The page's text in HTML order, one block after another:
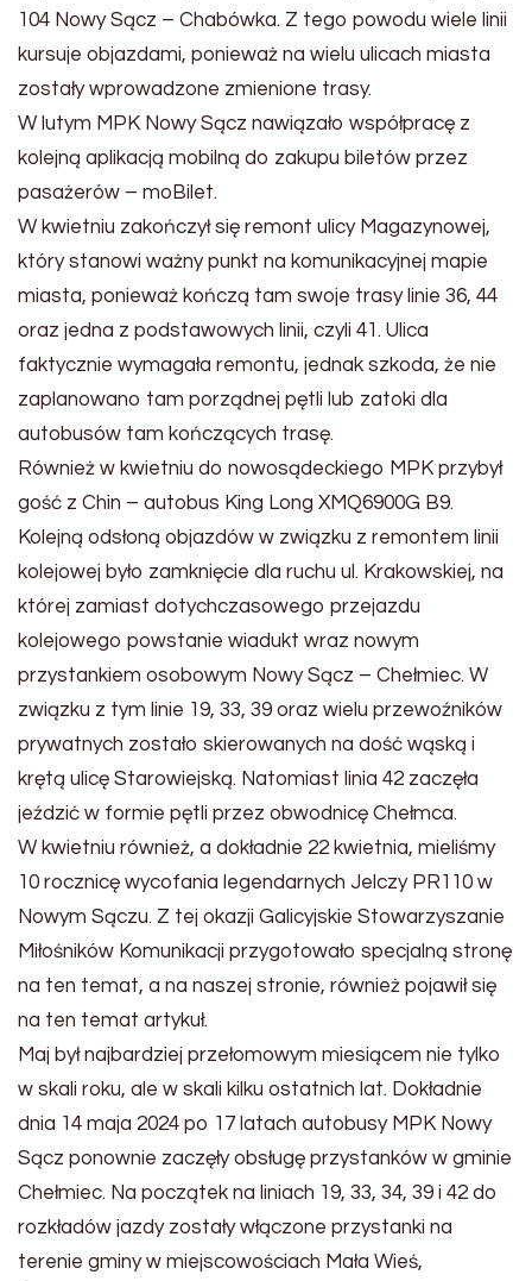
104 Nowy Sącz – Chabówka. Z tego powodu wiele linii
kursuje objazdami, ponieważ na wielu ulicach miasta
zostały wprowadzone zmienione trasy.
W lutym MPK Nowy Sącz nawiązało współpracę z
kolejną aplikacją mobilną do zakupu biletów przez
pasażerów – moBilet.
W kwietniu zakończył się remont ulicy Magazynowej,
który stanowi ważny punkt na komunikacyjnej mapie
miasta, ponieważ kończą tam swoje trasy linie 36, 44
oraz jedna z podstawowych linii, czyli 41. Ulica
faktycznie wymagała remontu, jednak szkoda, że nie
zaplanowano tam porządnej pętli lub zatoki dla
autobusów tam kończących trasę.
Również w kwietniu do nowosądeckiego MPK przybył
gość z Chin – autobus King Long XMQ6900G B9.
Kolejną odsłoną objazdów w związku z remontem linii
kolejowej było zamknięcie dla ruchu ul. Krakowskiej, na
której zamiast dotychczasowego przejazdu
kolejowego powstanie wiadukt wraz nowym
przystankiem osobowym Nowy Sącz – Chełmiec. W
związku z tym linie 19, 33, 39 oraz wielu przewoźników
prywatnych zostało skierowanych na dość wąską i
krętą ulicę Starowiejską. Natomiast linia 42 zaczęła
jeździć w formie pętli przez obwodnicę Chełmca.
W kwietniu również, a dokładnie 22 kwietnia, mieliśmy
10 rocznicę wycofania legendarnych Jelczy PR110 w
Nowym Sączu. Z tej okazji Galicyjskie Stowarzyszanie
Miłośników Komunikacji przygotowało specjalną stronę
na ten temat, a na naszej stronie, również pojawił się
na ten temat artykuł.
Maj był najbardziej przełomowym miesiącem nie tylko
w skali roku, ale w skali kilku ostatnich lat. Dokładnie
dnia 14 maja 2024 po 17 latach autobusy MPK Nowy
Sącz ponownie zaczęły obsługę przystanków w gminie
Chełmiec. Na początek na liniach 19, 33, 34, 39 i 42 do
rozkładów jazdy zostały włączone przystanki na
terenie gminy w miejscowościach Mała Wieś,